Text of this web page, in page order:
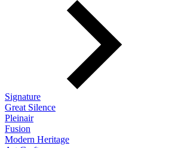
Signature
Great Silence
Pleinair
Fusion
Modern Heritage